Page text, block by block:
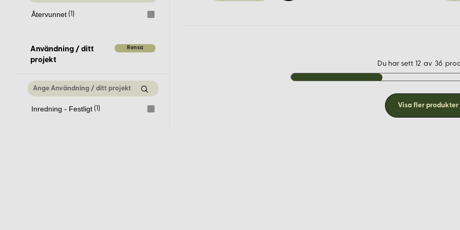
Återvunnet (1)
Användning / ditt
projekt
Rensa
Inredning - Festligt (1)
Du har sett 12 av 36
Visa fler produkter